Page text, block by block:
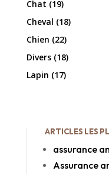
Chat (19)
Cheval (18)
Chien (22)
Divers(18)
Lapin (17)
ARTICLES LES
assurance
Assurance